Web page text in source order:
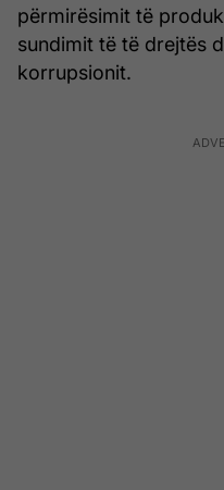
përmirësimit të
sundimit të të drejtës
korrupsionit.